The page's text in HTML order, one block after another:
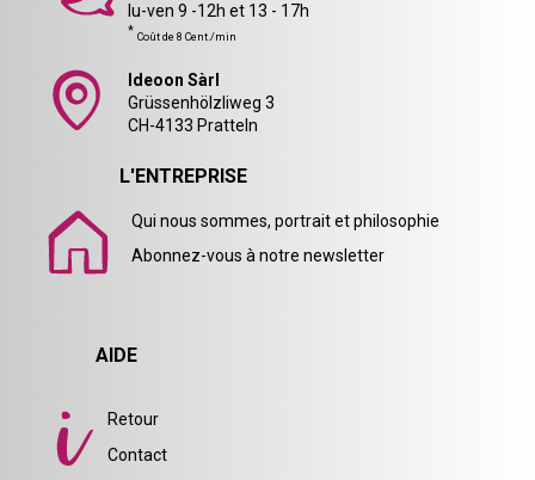
lu-ven 9 -12h et 13 - 17h
* Coût de 8 Cent./min
Ideoon Sàrl
Grüssenhölzliweg 3
CH-4133 Pratteln
L'ENTREPRISE
Qui nous sommes, portrait et philosophie
Abonnez-vous à notre newsletter
AIDE
Retour
Contact